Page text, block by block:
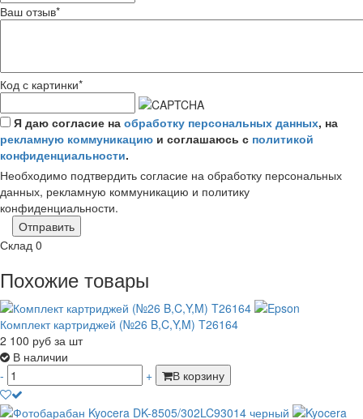
Ваш отзыв*
Код с картинки*
Я даю согласие на обработку персональных данных, на
рекламную коммуникацию и соглашаюсь с политикой
конфиденциальности.
Необходимо подтвердить согласие на обработку персональных
данных, рекламную коммуникацию и политику
конфиденциальности.
Отправить
Склад 0
Похожие товары
Комплект картриджей (№26 B,C,Y,M) T26164
2 100 руб за шт
В наличии
-
+ В корзину